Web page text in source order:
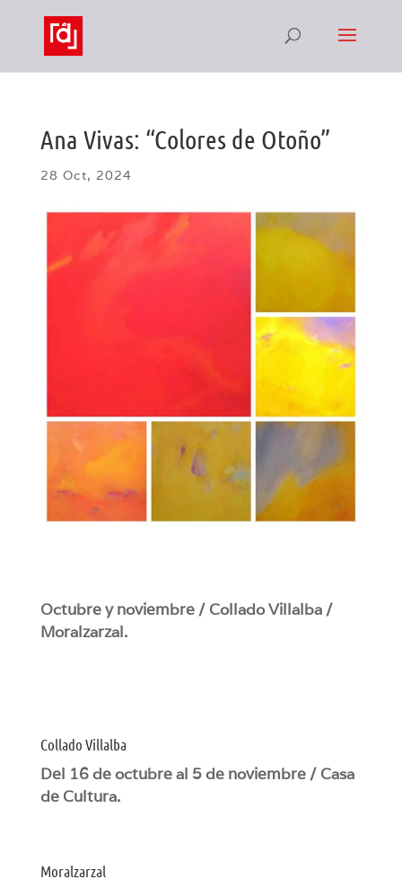
Ana Vivas: “Colores de Otoño”
28 Oct, 2024
Octubre y noviembre / Collado Villalba /
Moralzarzal.
Collado Villalba
Del 16 de octubre al 5 de noviembre / Casa
de Cultura.
Moralzarzal